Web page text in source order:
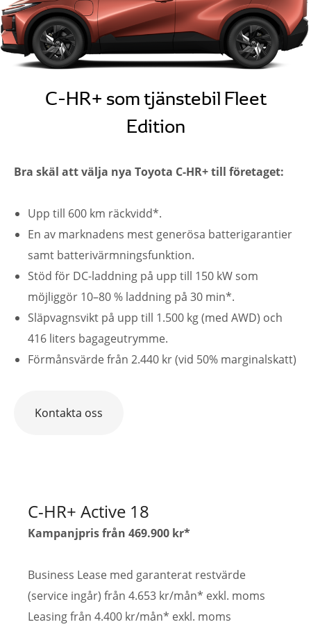
C-HR+ som tjänstebil Fleet
Edition
Bra skäl att välja nya Toyota C-HR+ till företaget:
Upp till 600 km räckvidd*.
En av marknadens mest generösa batterigarantier
samt batterivärmningsfunktion.
Stöd för DC-laddning på upp till 150 kW som
möjliggör 10–80 % laddning på 30 min*.
Släpvagnsvikt på upp till 1.500 kg (med AWD) och
416 liters bagageutrymme.
Förmånsvärde från 2.440 kr (vid 50% marginalskatt)
Kontakta oss
C-HR+ Active 18
Kampanjpris från 469.900 kr*
Business Lease med garanterat restvärde
(service ingår) från 4.653 kr/mån* exkl. moms
Leasing från 4.400 kr/mån* exkl. moms